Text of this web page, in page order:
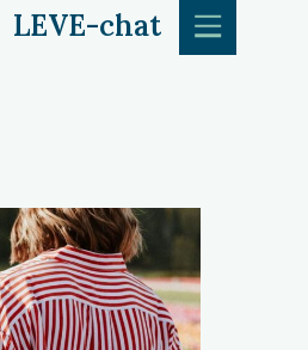
LEVE-chat